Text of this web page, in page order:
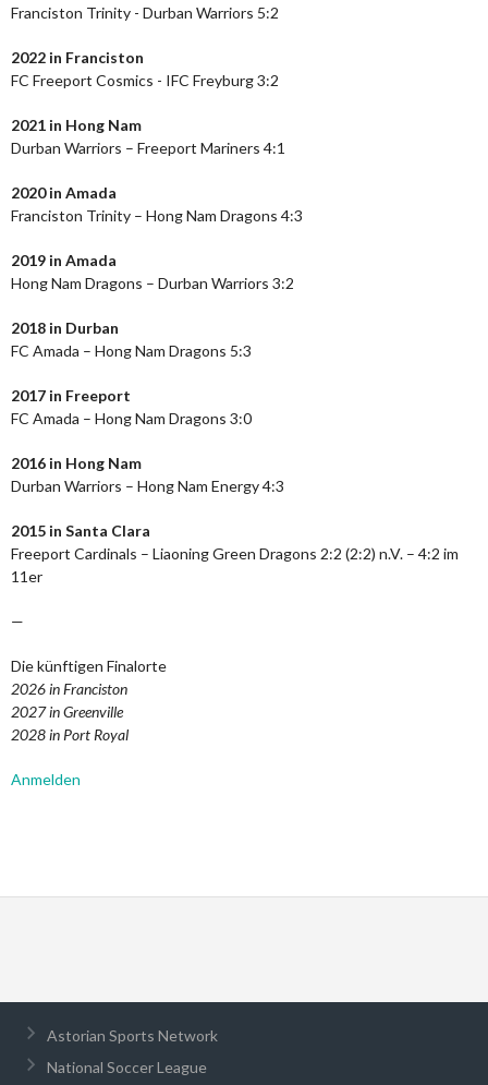
Franciston Trinity - Durban Warriors 5:2
2022 in Franciston
FC Freeport Cosmics - IFC Freyburg 3:2
2021 in Hong Nam
Durban Warriors – Freeport Mariners 4:1
2020 in Amada
Franciston Trinity – Hong Nam Dragons 4:3
2019 in Amada
Hong Nam Dragons – Durban Warriors 3:2
2018 in Durban
FC Amada – Hong Nam Dragons 5:3
2017 in Freeport
FC Amada – Hong Nam Dragons 3:0
2016 in Hong Nam
Durban Warriors – Hong Nam Energy 4:3
2015 in Santa Clara
Freeport Cardinals – Liaoning Green Dragons 2:2 (2:2) n.V. – 4:2 im
11er
—
Die künftigen Finalorte
2026 in Franciston
2027 in Greenville
2028 in Port Royal
Anmelden
Astorian Sports Network
National Soccer League